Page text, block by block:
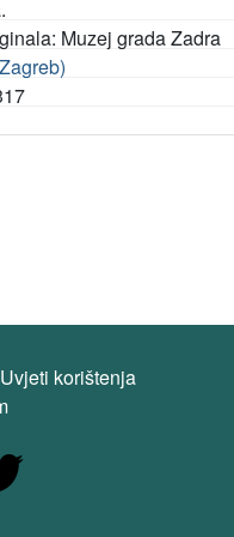
Muzej grada Zadra
Uvjeti korištenja